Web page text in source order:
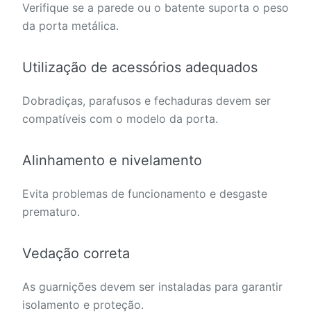
Verifique se a parede ou o batente suporta o peso
da porta metálica.
Utilização de acessórios adequados
Dobradiças, parafusos e fechaduras devem ser
compatíveis com o modelo da porta.
Alinhamento e nivelamento
Evita problemas de funcionamento e desgaste
prematuro.
Vedação correta
As guarnições devem ser instaladas para garantir
isolamento e proteção.